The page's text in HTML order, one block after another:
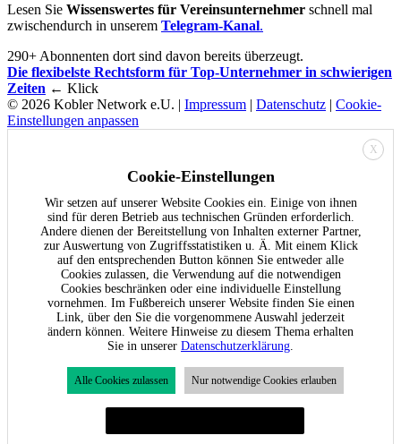
Lesen Sie Wissenswertes für Vereinsunternehmer schnell mal
zwischendurch in unserem Telegram-Kanal.
290+ Abonnenten dort sind davon bereits überzeugt.
Die flexibelste Rechtsform für Top-Unternehmer in schwierigen
Zeiten ← Klick
© 2026 Kobler Network e.U. | Impressum | Datenschutz | Cookie-
Einstellungen anpassen
X
Cookie-Einstellungen
Wir setzen auf unserer Website Cookies ein. Einige von ihnen
sind für deren Betrieb aus technischen Gründen erforderlich.
Andere dienen der Bereitstellung von Inhalten externer Partner,
zur Auswertung von Zugriffsstatistiken u. Ä. Mit einem Klick
auf den entsprechenden Button können Sie entweder alle
Cookies zulassen, die Verwendung auf die notwendigen
Cookies beschränken oder eine individuelle Einstellung
vornehmen. Im Fußbereich unserer Website finden Sie einen
Link, über den Sie die vorgenommene Auswahl jederzeit
ändern können. Weitere Hinweise zu diesem Thema erhalten
Sie in unserer Datenschutzerklärung
Alle Cookies zulassen Nur notwendige Cookies erlauben